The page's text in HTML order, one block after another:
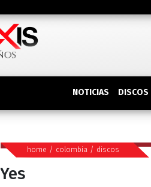
NOTICIAS DISCOS
home / colombia / discos
Yes